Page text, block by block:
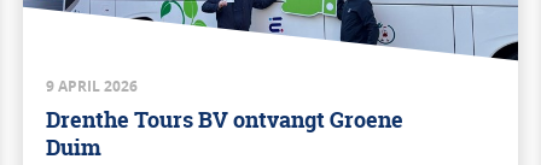
9 APRIL 2026
Drenthe Tours BV ontvangt Groene
Duim